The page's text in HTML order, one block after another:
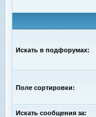
Искать в подфорумах:
Поле сортировки:
Искать сообщения за: